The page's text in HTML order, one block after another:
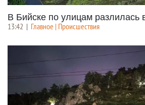
В Бийске по улицам разлилась
13:42 | Главное | Происшествия